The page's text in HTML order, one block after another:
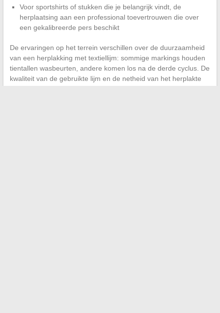
Voor sportshirts of stukken die je belangrijk vindt, de
herplaatsing aan een professional toevertrouwen die over
een gekalibreerde pers beschikt
De ervaringen op het terrein verschillen over de duurzaamheid
van een herplakking met textiellijm: sommige markings houden
tientallen wasbeurten, andere komen los na de derde cyclus. De
kwaliteit van de gebruikte lijm en de netheid van het herplakte